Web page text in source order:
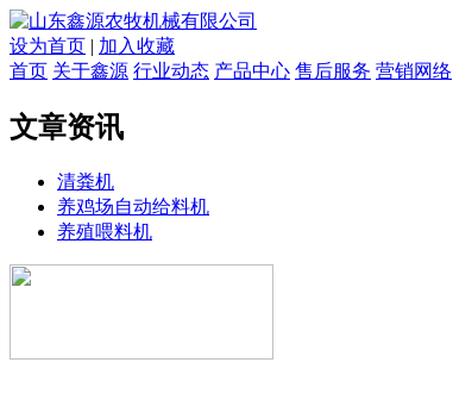
设为首页 | 加入收藏
首页 关于鑫源 行业动态 产品中心 售后服务 营销网络
文章资讯
清粪机
养鸡场自动给料机
养殖喂料机